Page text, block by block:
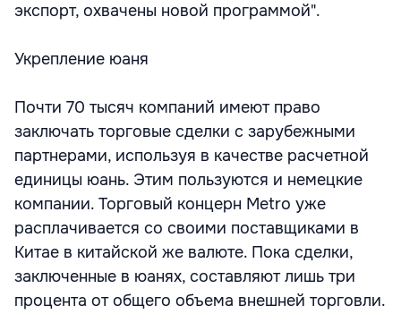
экспорт, охвачены новой программой".
Укрепление юаня
Почти 70 тысяч компаний имеют право
заключать торговые сделки с зарубежными
партнерами, используя в качестве расчетной
единицы юань. Этим пользуются и немецкие
компании. Торговый концерн Metro уже
расплачивается со своими поставщиками в
Китае в китайской же валюте. Пока сделки,
заключенные в юанях, составляют лишь три
процента от общего объема внешней торговли.